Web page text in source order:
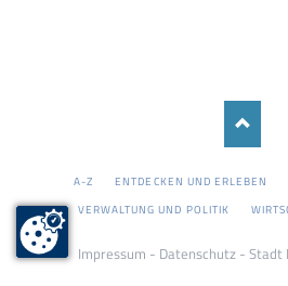
NAVIGATION
A-Z ENTDECKEN UND ERLEBEN
VERWALTUNG UND POLITIK
Impressum - Datenschutz- Stadt